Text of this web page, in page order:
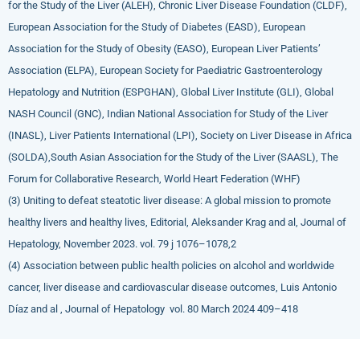
for the Study of the Liver (ALEH), Chronic Liver Disease Foundation (CLDF),
European Association for the Study of Diabetes (EASD), European
Association for the Study of Obesity (EASO), European Liver Patients’
Association (ELPA), European Society for Paediatric Gastroenterology
Hepatology and Nutrition (ESPGHAN), Global Liver Institute (GLI), Global
NASH Council (GNC), Indian National Association for Study of the Liver
(INASL), Liver Patients International (LPI), Society on Liver Disease in Africa
(SOLDA),South Asian Association for the Study of the Liver (SAASL), The
Forum for Collaborative Research, World Heart Federation (WHF)
(3) Uniting to defeat steatotic liver disease: A global mission to promote
healthy livers and healthy lives, Editorial, Aleksander Krag and al, Journal of
Hepatology, November 2023. vol. 79 j 1076–1078,2
(4) Association between public health policies on alcohol and worldwide
cancer, liver disease and cardiovascular disease outcomes, Luis Antonio
Díaz and al , Journal of Hepatology vol. 80 March 2024 409–418